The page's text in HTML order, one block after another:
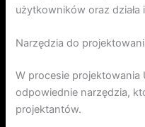
użytkowników oraz
Narzędzia do
W procesie projektowania
odpowiednie narzędzia,
projektantów.